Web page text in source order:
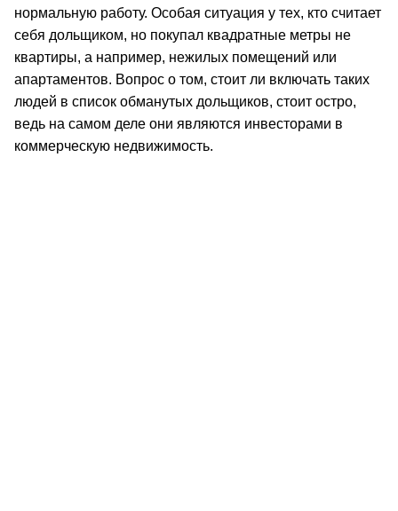
нормальную работу. Особая ситуация у тех, кто считает
себя дольщиком, но покупал квадратные метры не
квартиры, а например, нежилых помещений или
апартаментов. Вопрос о том, стоит ли включать таких
людей в список обманутых дольщиков, стоит остро,
ведь на самом деле они являются инвесторами в
коммерческую недвижимость.